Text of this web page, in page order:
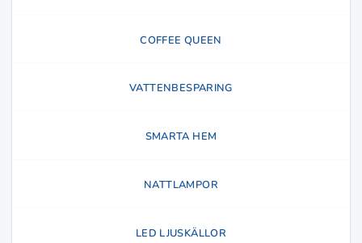
COFFEE QUEEN
VATTENBESPARING
SMARTA HEM
NATTLAMPOR
LED LJUSKÄLLOR